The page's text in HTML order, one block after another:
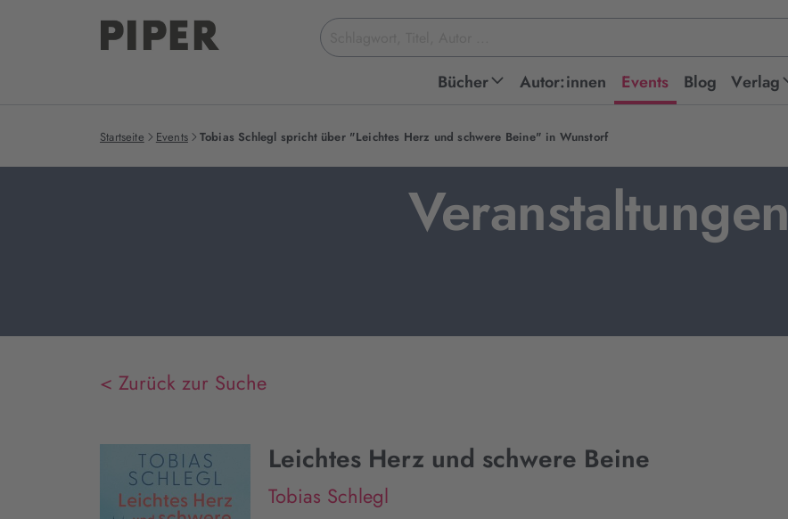
Suchbegriff
eingeben
Bücher Autor:innen Events Blog Verlag
Startseite Events Tobias Schlegl spricht über "Leichtes Herz und schwere Beine" in Wunstorf
Veranstaltungen
< Zurück zur Suche
Leichtes Herz und schwere Beine
Tobias Schlegl